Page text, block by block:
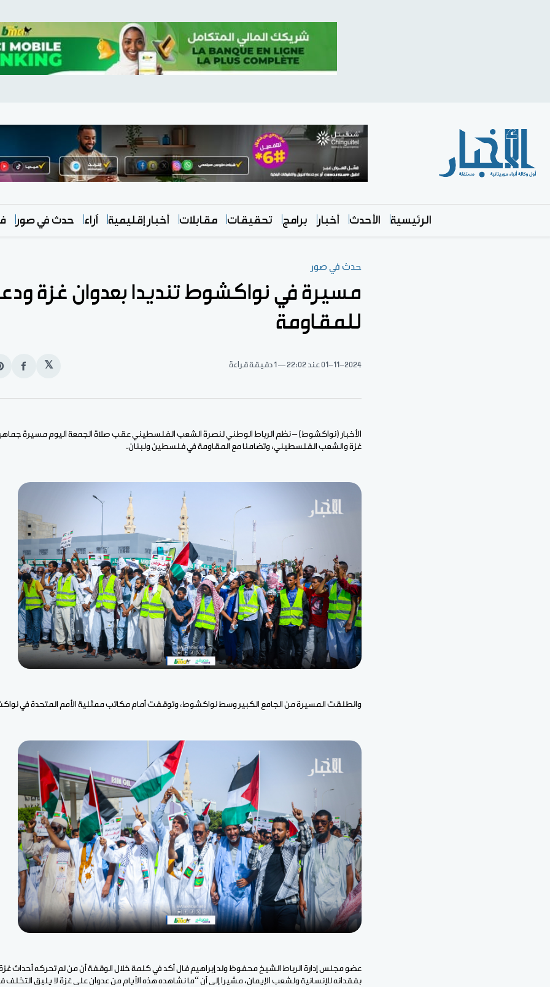
الرئيسية الأحدث أخبار برامج تحقيقات مقابلات أخبار إقليمية آراء حدث في صور
حدث في صور
مسيرة في نواكشوط تنديدا بعدوان غزة
للمقاومة
01-11-2024عند 22:02 1 دقيقة قراءة 𝕏
انشر
الأخبار (نواكشوط) – نظم الرباط الوطني لنصرة الشعب الفلسطيني عقب صلاة الجمعة اليوم مسيرة
غزة والشعب الفلسطيني، وتضامنا مع المقاومة في فلسطين ولبنان.
وانطلقت المسيرة من الجامع الكبير وسط نواكشوط، وتوقفت أمام مكاتب ممثلية الأمم المتحدة في
عضو مجلس إدارة الرباط الشيخ محفوظ ولد إبراهيم فال أكد في كلمة خلال الوقفة أن من لم تحركه أحداث
بفقدانه للإنسانية ولشعب الإيمان، مشيرا إلى أن “ما نشاهده هذه الأيام من عدوان على غزة لا يليق